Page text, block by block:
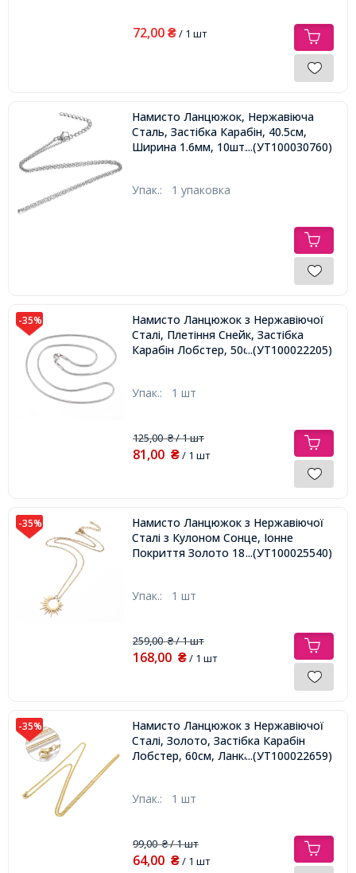
72,00 ₴/ 1 шт
Намисто Ланцюжок, Нержавіюча
Сталь, Застібка Карабін, 40.5см,
Ширина 1.6мм, 10шт/упаковка,
...(УТ100030760)
Упак.: 1 упаковка
-35%
Намисто Ланцюжок з Нержавіючої
Сталі, Плетіння Снейк, Застібка
Карабін Лобстер, 50см,...(УТ100022205)
Упак.: 1 шт
125,00₴/ 1 шт
81,00 ₴/ 1 шт
-35%
Намисто Ланцюжок з Нержавіючої
Сталі з Кулоном Сонце, Іонне
Покриття Золото 18К, 46см,...(УТ100025540)
Упак.: 1 шт
259,00₴/ 1 шт
168,00 ₴/ 1 шт
-35%
Намисто Ланцюжок з Нержавіючої
Сталі, Золото, Застібка Карабін
Лобстер, 60см, Ланка 2.5x2x1мм,
...(УТ100022659)
Упак.: 1 шт
99,00₴/ 1 шт
64,00 ₴/ 1 шт